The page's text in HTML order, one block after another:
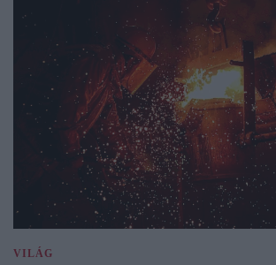
VILÁG